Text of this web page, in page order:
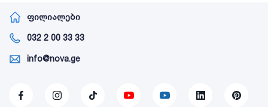
ფილიალები
032 2 00 33 33
info@nova.ge